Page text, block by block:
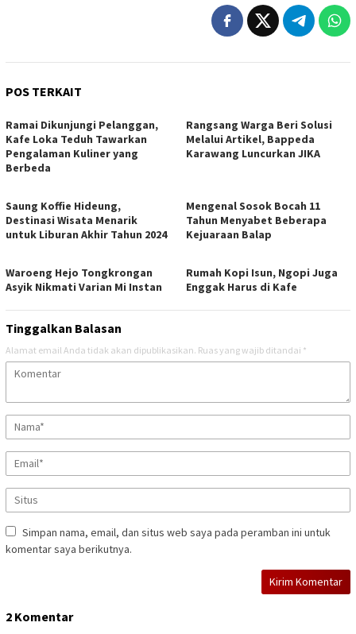
POS TERKAIT
Ramai Dikunjungi Pelanggan,
Kafe Loka Teduh Tawarkan
Pengalaman Kuliner yang
Berbeda
Rangsang Warga Beri Solusi
Melalui Artikel, Bappeda
Karawang Luncurkan JIKA
Saung Koffie Hideung,
Destinasi Wisata Menarik
untuk Liburan Akhir Tahun 2024
Mengenal Sosok Bocah 11
Tahun Menyabet Beberapa
Kejuaraan Balap
Waroeng Hejo Tongkrongan
Asyik Nikmati Varian Mi Instan
Rumah Kopi Isun, Ngopi Juga
Enggak Harus di Kafe
Tinggalkan Balasan
Alamat email Anda tidak akan dipublikasikan. Ruas yang wajib ditandai *
Simpan nama, email, dan situs web saya pada peramban ini untuk
komentar saya berikutnya.
2 Komentar